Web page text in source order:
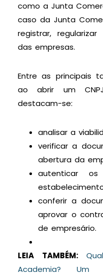
como a Junta
caso da Junta
registrar,
das empresas.
Entre as principais
ao abrir um
destacam-se:
analisar a
verificar a
abertura da
autenticar
conferir a
aprovar o
de empresário.
LEIA TAMBÉM:
Academia? Um